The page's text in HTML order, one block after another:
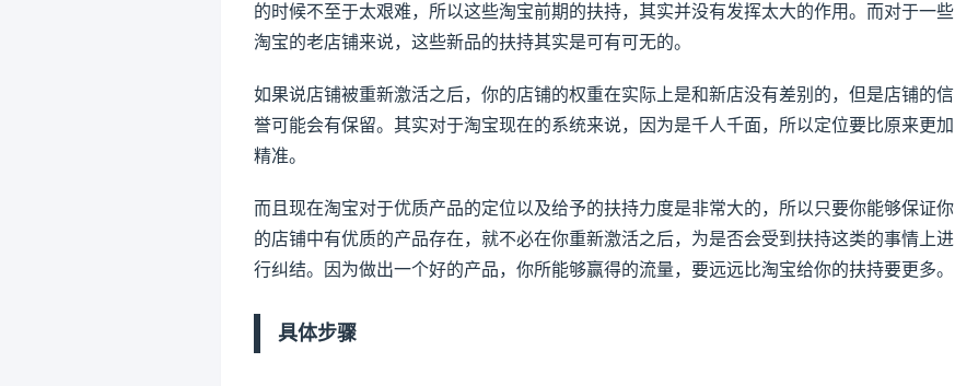
的时候不至于太艰难，所以这些淘宝前期的扶持，其实并没有发挥太大的作用。而对于一些
淘宝的老店铺来说，这些新品的扶持其实是可有可无的。
如果说店铺被重新激活之后，你的店铺的权重在实际上是和新店没有差别的，但是店铺的信
誉可能会有保留。其实对于淘宝现在的系统来说，因为是千人千面，所以定位要比原来更加
精准。
而且现在淘宝对于优质产品的定位以及给予的扶持力度是非常大的，所以只要你能够保证你
的店铺中有优质的产品存在，就不必在你重新激活之后，为是否会受到扶持这类的事情上进
行纠结。因为做出一个好的产品，你所能够赢得的流量，要远远比淘宝给你的扶持要更多。
具体步骤